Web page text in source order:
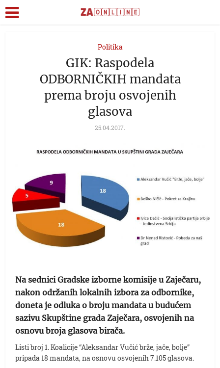
Politika
GIK: Raspodela
ODBORNIČKIH mandata
prema broju osvojenih
glasova
25.04.2017.
Na sednici Gradske izborne komisije u Zaječaru,
nakon održanih lokalnih izbora za odbornike,
doneta je odluka o broju mandata u budućem
sazivu Skupštine grada Zaječara, osvojenih na
osnovu broja glasova birača.
Listi broj 1. Koalicije “Aleksandar Vučić brže, jače, bolje”
pripada 18 mandata, na osnovu osvojenih 7.105 glasova.